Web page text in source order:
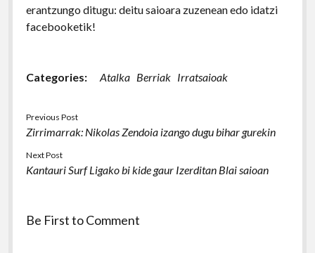
erantzungo ditugu: deitu saioara zuzenean edo idatzi
facebooketik!
Categories: Atalka Berriak Irratsaioak
Previous Post
Zirrimarrak: Nikolas Zendoia izango dugu bihar gurekin
Next Post
Kantauri Surf Ligako bi kide gaur Izerditan Blai saioan
Be First to Comment